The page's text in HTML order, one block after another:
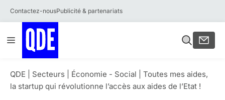
Contactez-nousPublicité & partenariats
au
contenu
Menu
QDE Secteurs Économie - Social
Toutes mes aides,
la startup qui révolutionne l’accès aux aides de l’Etat !